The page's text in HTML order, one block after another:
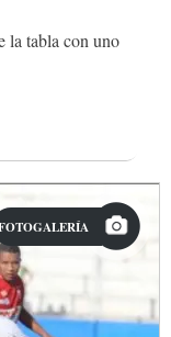
la tabla con uno